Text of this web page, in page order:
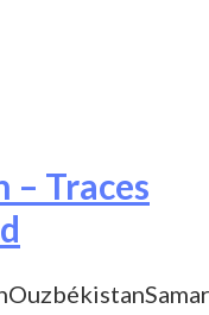
Traces
Ouzbékistan